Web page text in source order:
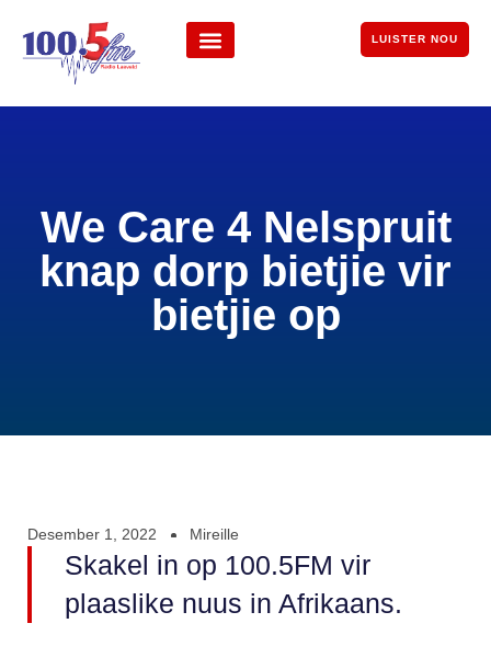
LUISTER NOU
We Care 4 Nelspruit
knap dorp bietjie vir
bietjie op
Desember 1, 2022 Mireille
Skakel in op 100.5FM vir
plaaslike nuus in Afrikaans.